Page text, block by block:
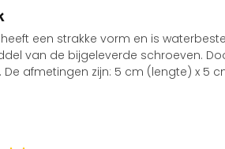
een strakke vorm en is
van de bijgeleverde schroeven.
De afmetingen zijn: 5 cm (lengte) x 5